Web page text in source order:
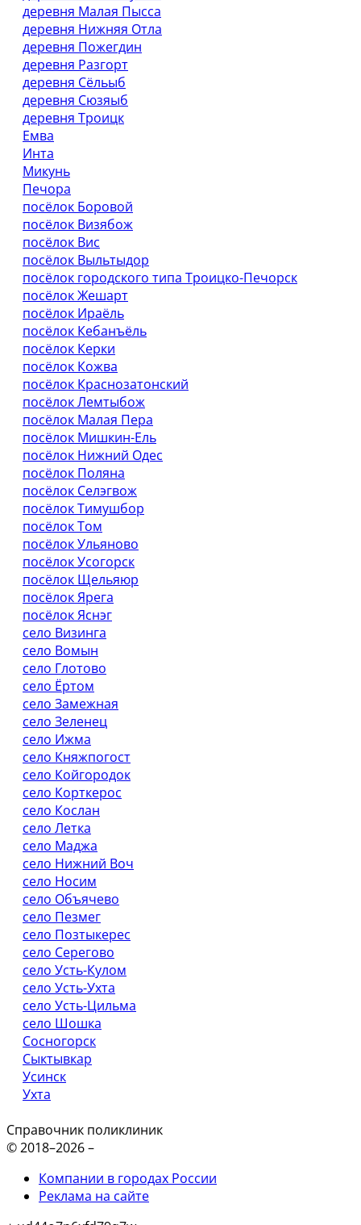
деревня Малая Пысса
деревня Нижняя Отла
деревня Пожегдин
деревня Разгорт
деревня Сёльыб
деревня Сюзяыб
деревня Троицк
Емва
Инта
Микунь
Печора
посёлок Боровой
посёлок Визябож
посёлок Вис
посёлок Выльтыдор
посёлок городского типа Троицко-Печорск
посёлок Жешарт
посёлок Ираёль
посёлок Кебанъёль
посёлок Керки
посёлок Кожва
посёлок Краснозатонский
посёлок Лемтыбож
посёлок Малая Пера
посёлок Мишкин-Ель
посёлок Нижний Одес
посёлок Поляна
посёлок Селэгвож
посёлок Тимушбор
посёлок Том
посёлок Ульяново
посёлок Усогорск
посёлок Щельяюр
посёлок Ярега
посёлок Яснэг
село Визинга
село Вомын
село Глотово
село Ёртом
село Замежная
село Зеленец
село Ижма
село Княжпогост
село Койгородок
село Корткерос
село Кослан
село Летка
село Маджа
село Нижний Воч
село Носим
село Объячево
село Пезмег
село Позтыкерес
село Серегово
село Усть-Кулом
село Усть-Ухта
село Усть-Цильма
село Шошка
Сосногорск
Сыктывкар
Усинск
Ухта
Справочник поликлиник
© 2018–2026 –
Компании в городах России
Реклама на сайте